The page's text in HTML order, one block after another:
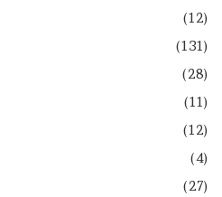
(12)
(131)
(28)
(11)
(12)
(4)
(27)